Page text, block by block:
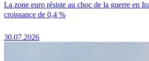
La zone euro résiste au choc de la guerre en
croissance de 0,4 %
30.07.2026